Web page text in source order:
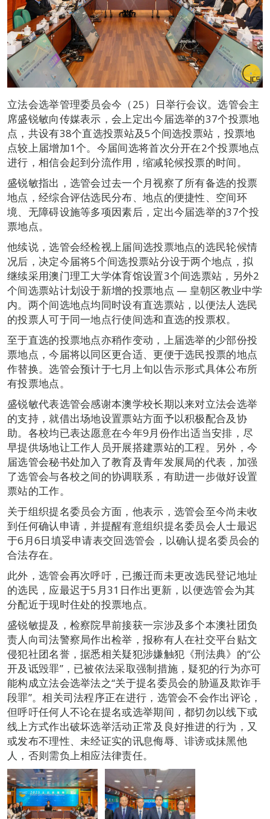
立法会选举管理委员会今（25）日举行会议。选管会主
席盛锐敏向传媒表示，会上定出今届选举的37个投票地
点，共设有38个直选投票站及5个间选投票站，投票地
点较上届增加1个。今届间选将首次分开在2个投票地点
进行，相信会起到分流作用，缩减轮候投票的时间。
盛锐敏指出，选管会过去一个月视察了所有备选的投票
地点，经综合评估选民分布、地点的便捷性、空间环
境、无障碍设施等多项因素后，定出今届选举的37个投
票地点。
他续说，选管会经检视上届间选投票地点的选民轮候情
况后，决定今届将5个间选投票站分设于两个地点，拟
继续采用澳门理工大学体育馆设置3个间选票站，另外2
个间选票站计划设于新增的投票地点 — 皇朝区教业中学
内。两个间选地点均同时设有直选票站，以便法人选民
的投票人可于同一地点行使间选和直选的投票权。
至于直选的投票地点亦稍作变动，上届选举的少部份投
票地点，今届将以同区更合适、更便于选民投票的地点
作替换。选管会预计于七月上旬以告示形式具体公布所
有投票地点。
盛锐敏代表选管会感谢本澳学校长期以来对立法会选举
的支持，就借出场地设置票站方面予以积极配合及协
助。各校均已表达愿意在今年9月份作出适当安排，尽
早提供场地让工作人员开展搭建票站的工程。另外，今
届选管会秘书处加入了教育及青年发展局的代表，加强
了选管会与各校之间的协调联系，有助进一步做好设置
票站的工作。
关于组织提名委员会方面，他表示，选管会至今尚未收
到任何确认申请，并提醒有意组织提名委员会人士最迟
于6月6日填妥申请表交回选管会，以确认提名委员会的
合法存在。
此外，选管会再次呼吁，已搬迁而未更改选民登记地址
的选民，应最迟于5月31日作出更新，以便选管会为其
分配近于现时住处的投票地点。
盛锐敏提及，检察院早前接获一宗涉及多个本澳社团负
责人向司法警察局作出检举，报称有人在社交平台贴文
侵犯社团名誉，据悉相关疑犯涉嫌触犯《刑法典》的“公
开及诋毁罪”，已被依法采取强制措施，疑犯的行为亦可
能构成立法会选举法之“关于提名委员会的胁逼及欺诈手
段罪”。相关司法程序正在进行，选管会不会作出评论，
但呼吁任何人不论在提名或选举期间，都切勿以线下或
线上方式作出破坏选举活动正常及良好推进的行为，又
或发布不理性、未经证实的讯息侮辱、诽谤或抺黑他
人，否则需负上相应法律责任。